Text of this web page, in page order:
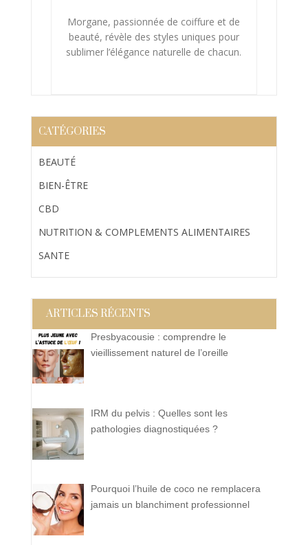
Morgane, passionnée de coiffure et de
beauté, révèle des styles uniques pour
sublimer l’élégance naturelle de chacun.
CATÉGORIES
BEAUTÉ
BIEN-ÊTRE
CBD
NUTRITION & COMPLEMENTS ALIMENTAIRES
SANTE
ARTICLES RÉCENTS
Presbyacousie : comprendre le
vieillissement naturel de l’oreille
IRM du pelvis : Quelles sont les
pathologies diagnostiquées ?
Pourquoi l’huile de coco ne remplacera
jamais un blanchiment professionnel